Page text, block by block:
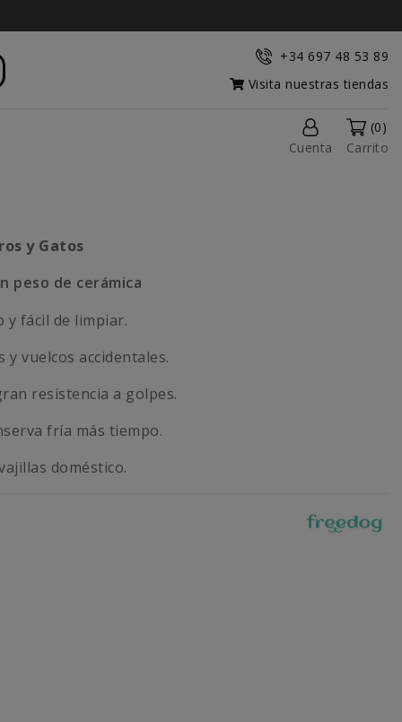
+34 697 48 53 89
Visita nuestras tiendas
Cuenta
(0)
Carrito
y Gatos
peso de cerámica
fácil de limpiar.
vuelcos accidentales.
resistencia a golpes.
fría más tiempo.
doméstico.